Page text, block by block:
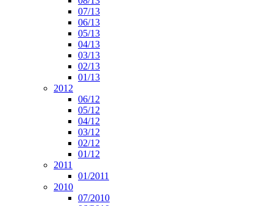
07/13
06/13
05/13
04/13
03/13
02/13
01/13
2012
06/12
05/12
04/12
03/12
02/12
01/12
2011
01/2011
2010
07/2010